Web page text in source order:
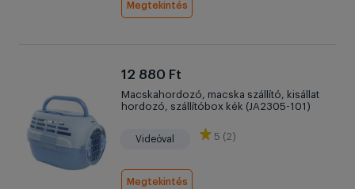
Megtekintés
12 880 Ft
Macskahordozó, macska szállító, kisállat
hordozó, szállítóbox kék (JA2305-101)
Videóval 5 (2)
Megtekintés